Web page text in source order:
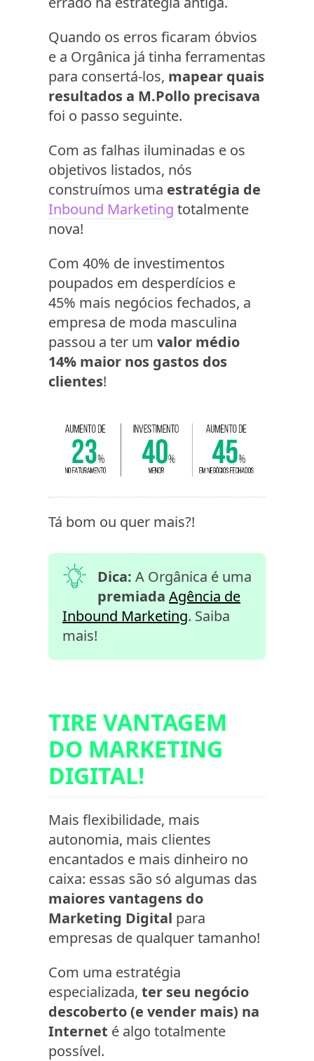
Quando os erros ficaram óbvios
e a Orgânica já tinha ferramentas
para consertá-los, mapear quais
resultados a M.Pollo precisava
foi o passo seguinte.
Com as falhas iluminadas e os
objetivos listados, nós
construímos uma estratégia de
Inbound Marketing totalmente
nova!
Com 40% de investimentos
poupados em desperdícios e
45% mais negócios fechados, a
empresa de moda masculina
passou a ter um valor médio
14% maior nos gastos dos
clientes!
Tá bom ou quer mais?!
Dica: A Orgânica é uma
premiada Agência de
Inbound Marketing. Saiba
mais!
TIRE VANTAGEM
DO MARKETING
DIGITAL!
Mais flexibilidade, mais
autonomia, mais clientes
encantados e mais dinheiro no
caixa: essas são só algumas das
maiores vantagens do
Marketing Digital para
empresas de qualquer tamanho!
Com uma estratégia
especializada, ter seu negócio
descoberto (e vender mais) na
Internet é algo totalmente
possível.